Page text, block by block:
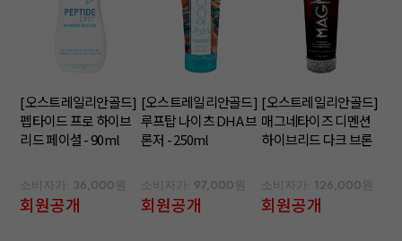
[오스트레일리안골드]
펩타이드 프로 하이브
리드 페이셜 - 90ml
소비자가: 36,000원
회원공개
[오스트레일리안골드]
루프탑 나이츠 DHA 브
론저 - 250ml
소비자가: 97,000원
회원공개
[오스트레일리안골드]
매그네타이즈 디멘션
하이브리드 다크 브론
소비자가: 126,000원
회원공개